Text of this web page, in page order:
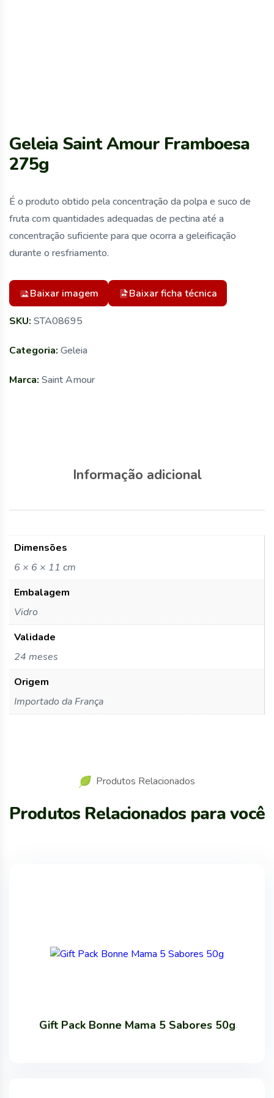
Geleia Saint Amour Framboesa
275g
É o produto obtido pela concentração da polpa e suco de
fruta com quantidades adequadas de pectina até a
concentração suficiente para que ocorra a geleificação
durante o resfriamento.
Baixar imagem Baixar ficha técnica
SKU: STA08695
Categoria: Geleia
Marca: Saint Amour
Informação adicional
Dimensões
6 × 6 × 11 cm
Embalagem
Vidro
Validade
24 meses
Origem
Importado da França
Produtos Relacionados
Produtos Relacionados para você
Gift Pack Bonne Mama 5 Sabores 50g